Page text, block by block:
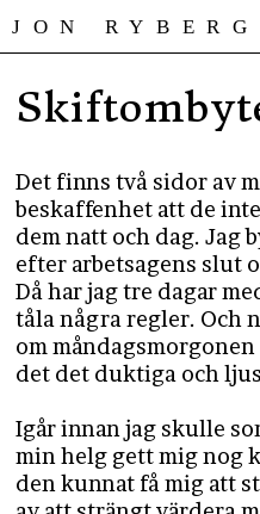
JON RYBERG
Det finns två sidor av
beskaffenhet att de
dem natt och dag. Jag
efter arbetsagens slut
Då har jag tre dagar
tåla några regler. Och
om
det det duktiga och
Igår innan jag skulle
min helg gett mig nog
den kunnat få mig att